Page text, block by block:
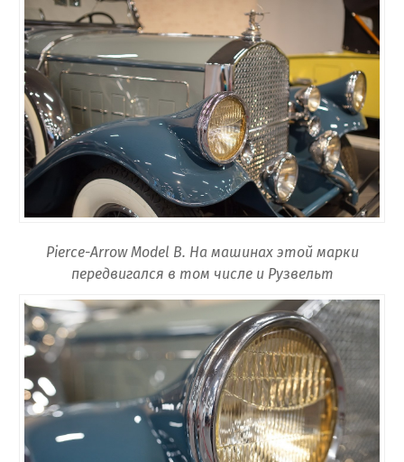
Pierce-Arrow Model B. На машинах этой марки
передвигался в том числе и Рузвельт